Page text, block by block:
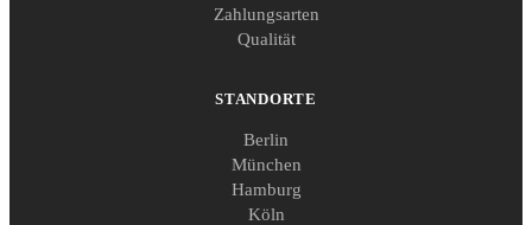
Zahlungsarten
Qualität
STANDORTE
Berlin
München
Hamburg
Köln